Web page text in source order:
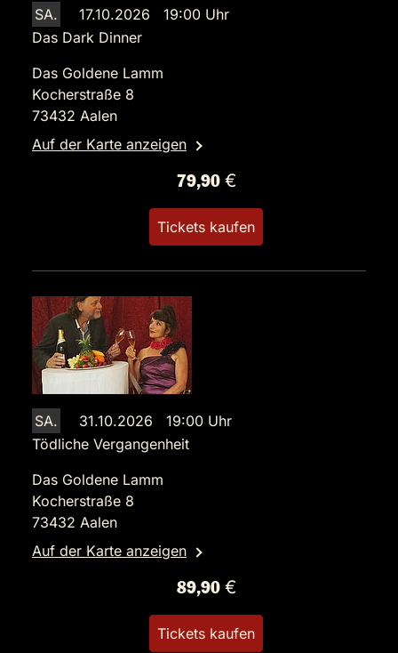
SA.
17.10.2026 19:00 Uhr
Das Dark Dinner
Das Goldene Lamm
Kocherstraße 8
73432 Aalen
Auf der Karte anzeigen
79,90 €
Tickets kaufen
SA.
31.10.2026 19:00 Uhr
Tödliche Vergangenheit
Das Goldene Lamm
Kocherstraße 8
73432 Aalen
Auf der Karte anzeigen
89,90 €
Tickets kaufen